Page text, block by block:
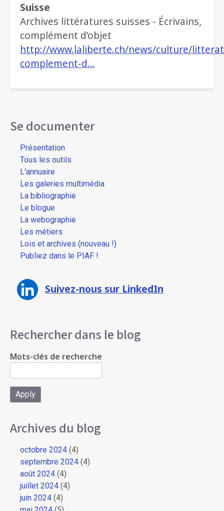
Suisse
Archives littératures suisses - Écrivains,
complément d’objet
http://www.laliberte.ch/news/culture/
complement-d…
Se documenter
Présentation
Tous les outils
L'annuaire
Les galeries multimédia
La bibliographie
Le blogue
La webographie
Les métiers
Lois et archives (nouveau !)
Publiez dans le PIAF !
Suivez-nous sur LinkedIn
Rechercher dans le blog
Mots-clés de recherche
Archives du blog
octobre 2024 (4)
septembre 2024 (4)
août 2024 (4)
juillet 2024 (4)
juin 2024 (4)